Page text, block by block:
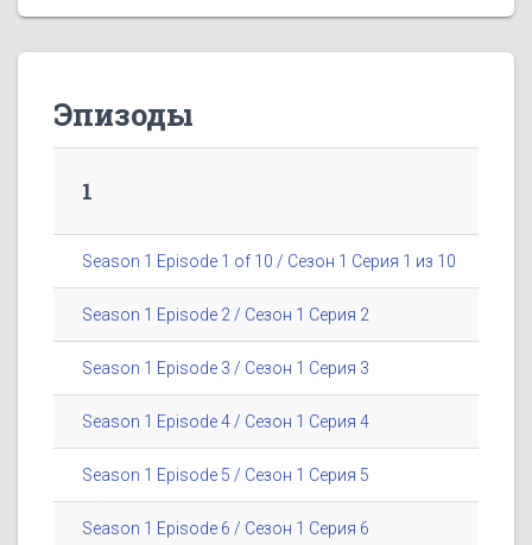
Эпизоды
1
Season 1 Episode 1 of 10 / Сезон 1 Серия 1 из 10
Season 1 Episode 2 / Сезон 1 Серия 2
Season 1 Episode 3 / Сезон 1 Серия 3
Season 1 Episode 4 / Сезон 1 Серия 4
Season 1 Episode 5 / Сезон 1 Серия 5
Season 1 Episode 6 / Сезон 1 Серия 6